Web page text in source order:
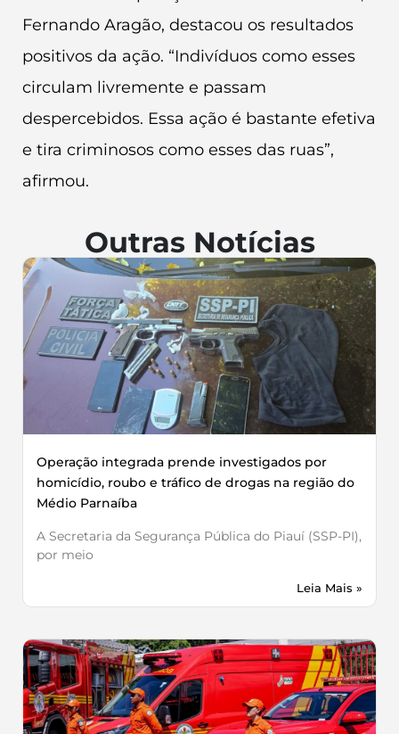
Fernando Aragão, destacou os resultados
positivos da ação. “Indivíduos como esses
circulam livremente e passam
despercebidos. Essa ação é bastante efetiva
e tira criminosos como esses das ruas”,
afirmou.
Outras Notícias
Operação integrada prende investigados por
homicídio, roubo e tráfico de drogas na região do
Médio Parnaíba
A Secretaria da Segurança Pública do Piauí (SSP-PI),
por meio
Leia Mais »